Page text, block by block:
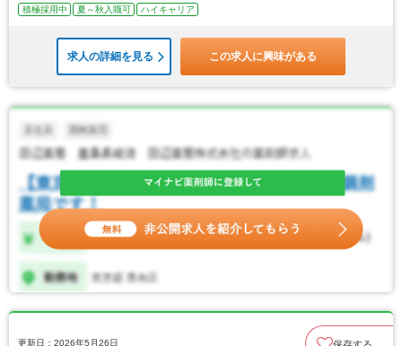
積極採用中
夏～秋入職可 ハイキャリア
求人の詳細を見る この求人に興味がある
更新日：2026年5月26日